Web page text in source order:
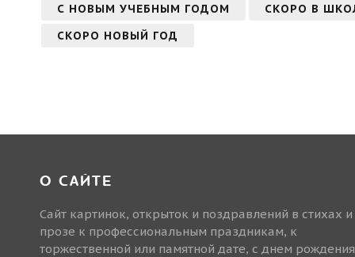
С НОВЫМ УЧЕБНЫМ ГОДОМ
СКОРО В
СКОРО НОВЫЙ ГОД
О САЙТЕ
Сайт картинок, открыток и поздравлений в стихах и
прозе к профессиональным праздникам, к
торжественной или памятной дате, с днем